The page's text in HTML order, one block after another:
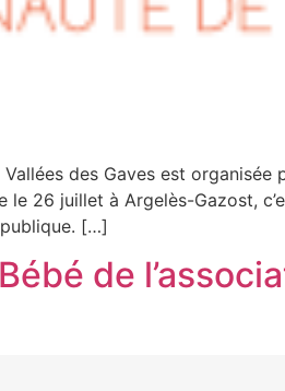
des Gaves est
26 juillet à Argelès-Gazost,
[…]
de